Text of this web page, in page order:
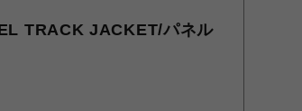
TRACK JACKET/パネル